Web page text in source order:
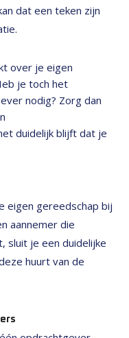
dat een teken zijn
over je eigen
je toch het
nodig? Zorg dan
duidelijk blijft dat je
eigen gereedschap bij
aannemer die
sluit je een duidelijke
huurt van de